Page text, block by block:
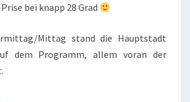
bei knapp 28 Grad
Mittag stand die Hauptstadt
dem Programm, allem voran der